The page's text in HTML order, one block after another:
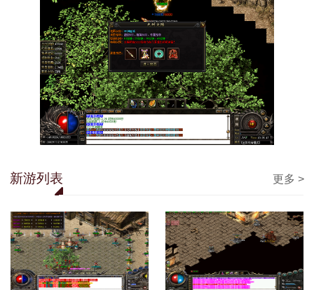
新游列表 更多 >